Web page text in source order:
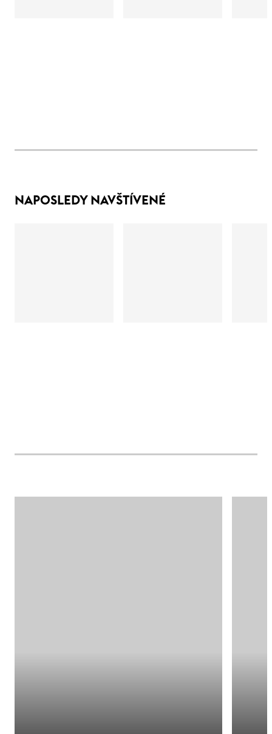
NAPOSLEDY NAVŠTÍVENÉ